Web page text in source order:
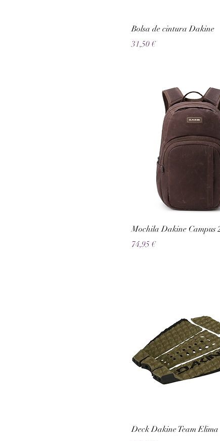
Bolsa de cintura Dakine
Preço
31,50 €
Mochila Dakine Campus
Preço
74,95 €
Deck Dakine Team Elima